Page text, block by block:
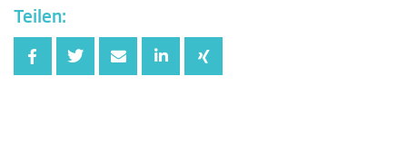
Teilen: